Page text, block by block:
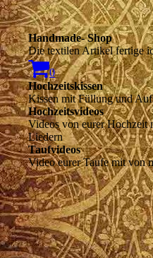
Handmade- Shop
Die textilen Artikel fertige
0
Hochzeitskissen
Kissen mit Füllung und
Hochzeitsvideos
Videos von eurer Hochzeit
Liedern
Taufvideos
Video eurer Taufe mit von